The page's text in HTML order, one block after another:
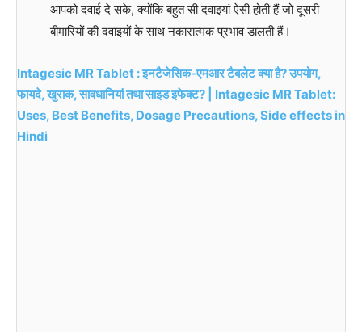
आपको दवाई दे सके, क्योंकि बहुत सी दवाइयां ऐसी होती हैं जो दूसरी
बीमारियों की दवाइयों के साथ नकारात्मक प्रभाव डालती हैं।
Intagesic MR Tablet : इनटैजेसिक-एमआर टैबलेट क्या है? उपयोग,
फायदे, खुराक, सावधानियां तथा साइड इफेक्ट? | Intagesic MR Tablet:
Uses, Best Benefits, Dosage Precautions, Side effects in
Hindi